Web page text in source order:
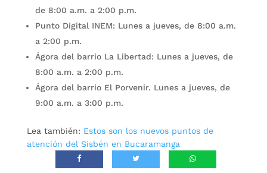
de 8:00 a.m. a 2:00 p.m.
Punto Digital INEM: Lunes a jueves, de 8:00 a.m.
a 2:00 p.m.
Ágora del barrio La Libertad: Lunes a jueves, de
8:00 a.m. a 2:00 p.m.
Ágora del barrio El Porvenir. Lunes a jueves, de
9:00 a.m. a 3:00 p.m.
Lea también: Estos son los nuevos puntos de
atención del Sisbén en Bucaramanga